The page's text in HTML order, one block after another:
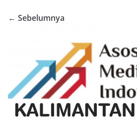
← Sebelumnya